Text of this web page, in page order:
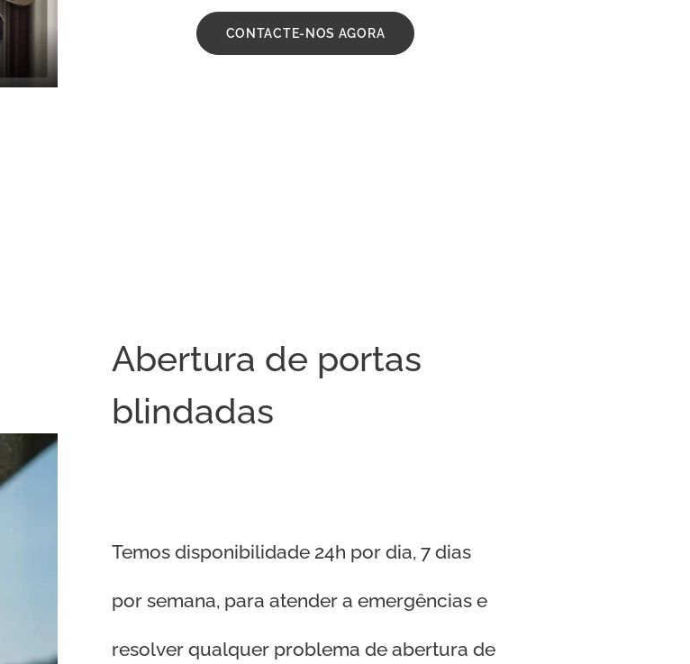
CONTACTE-NOS AGORA
Abertura de portas
blindadas
Temos disponibilidade 24h por dia, 7 dias
por semana, para atender a emergências e
resolver qualquer problema de abertura de